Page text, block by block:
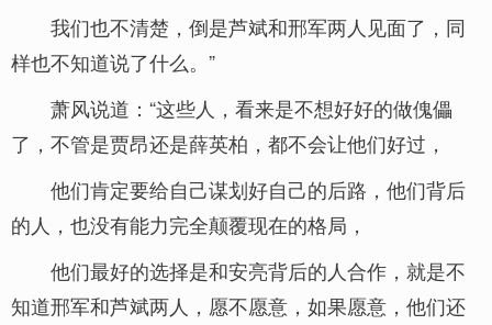
我们也不清楚，倒是芦斌和邢军两人见面了，同
样也不知道说了什么。”
萧风说道：“这些人，看来是不想好好的做傀儡
了，不管是贾昂还是薛英柏，都不会让他们好过，
他们肯定要给自己谋划好自己的后路，他们背后
的人，也没有能力完全颠覆现在的格局，
他们最好的选择是和安亮背后的人合作，就是不
知道邢军和芦斌两人，愿不愿意，如果愿意，他们还